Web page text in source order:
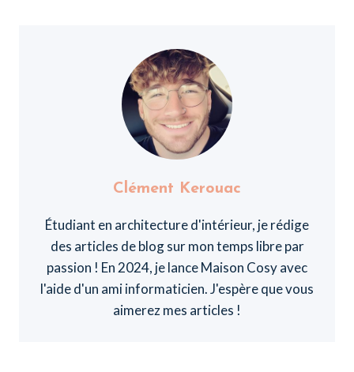
Clément Kerouac
Étudiant en architecture d'intérieur, je rédige
des articles de blog sur mon temps libre par
passion ! En 2024, je lance Maison Cosy avec
l'aide d'un ami informaticien. J'espère que vous
aimerez mes articles !